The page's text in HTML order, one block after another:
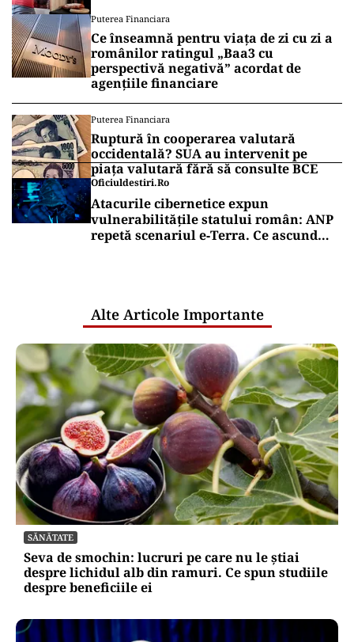
Puterea Financiara
Ce înseamnă pentru viața de zi cu zi a
românilor ratingul „Baa3 cu
perspectivă negativă” acordat de
agențiile financiare
Puterea Financiara
Ruptură în cooperarea valutară
occidentală? SUA au intervenit pe
piața valutară fără să consulte BCE
Oficiuldestiri.ro
Atacurile cibernetice expun
vulnerabilitățile statului român: ANP
repetă scenariul e‑Terra. Ce ascund
Alte Articole Importante
SĂNĂTATE
Seva de smochin: lucruri pe care nu le știai
despre lichidul alb din ramuri. Ce spun studiile
despre beneficiile ei